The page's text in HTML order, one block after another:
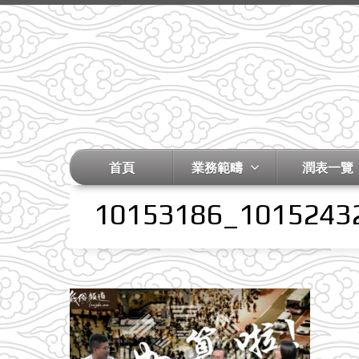
首頁 業務範疇 潤表一覽